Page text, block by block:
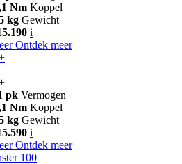
Nm Koppel
kg Gewicht
i
Ontdek meer
pk Vermogen
Nm Koppel
kg Gewicht
i
Ontdek meer
100